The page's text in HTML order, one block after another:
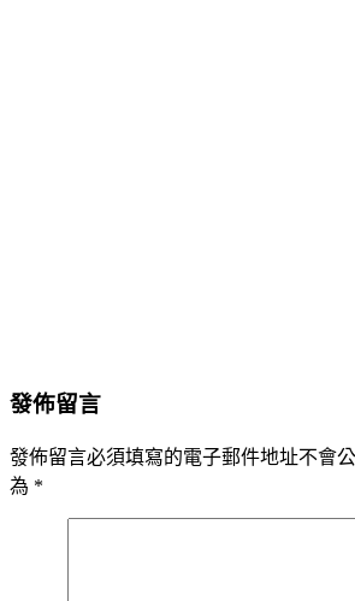
發佈留言
發佈留言必須填寫的電子郵件地址不會公
為 *